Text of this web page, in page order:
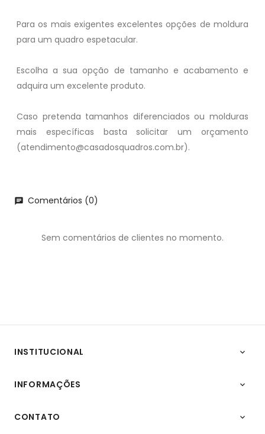
Para os mais exigentes excelentes opções de moldura
para um quadro espetacular.
Escolha a sua opção de tamanho e acabamento e
adquira um excelente produto.
Caso pretenda tamanhos diferenciados ou molduras
mais específicas basta solicitar um orçamento
(atendimento@casadosquadros.com.br).
chat Comentários (0)
Sem comentários de clientes no momento.
INSTITUCIONAL 
INFORMAÇÕES 
CONTATO 